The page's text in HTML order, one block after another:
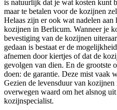
is natuurlijk dat je wat kosten kunt
maar te betalen voor de kozijnen
Helaas zijn er ook wat nadelen aan
kozijnen in Berlicum. Wanneer je
bevestiging van de kozijnen
gedaan is bestaat er de
afnemen door kiertjes of dat de
gevolgen van dien. En de grootste
doen: de garantie. Deze mist vaak
Gezien de levensduur van
overwegen waard om het alsnog uit
kozijnspecialist.